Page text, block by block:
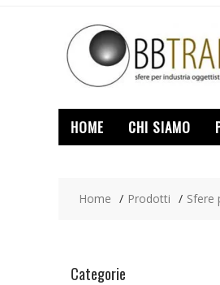
HOME CHI SIAMO
Home Prodotti Sfere
Categorie